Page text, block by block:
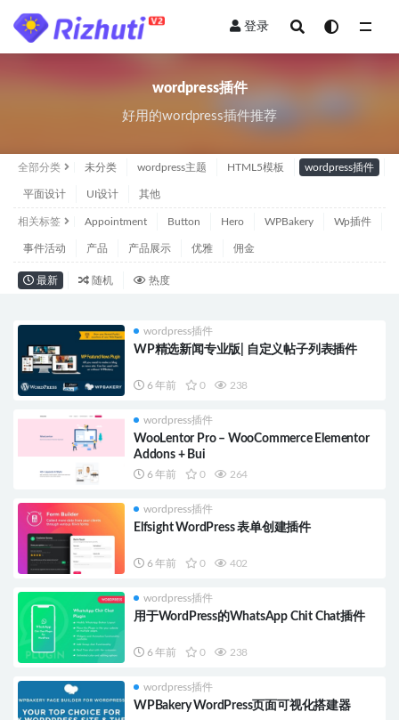
登录
wordpress插件
好用的wordpress插件推荐
全部分类 未分类 wordpress主题 HTML5模板 wordpress插件
平面设计 UI设计 其他
相关标签 Appointment Button Hero WPBakery Wp插件
事件活动 产品 产品展示 优雅 佣金
最新 随机 热度
wordpress插件
WP精选新闻专业版| 自定义帖子列表插件
6 年前 0 238
wordpress插件
WooLentor Pro – WooCommerce Elementor
Addons + Bui
6 年前 0 264
wordpress插件
Elfsight WordPress 表单创建插件
6 年前 0 402
wordpress插件
用于WordPress的WhatsApp Chit Chat插件
6 年前 0 238
wordpress插件
WPBakery WordPress页面可视化搭建器